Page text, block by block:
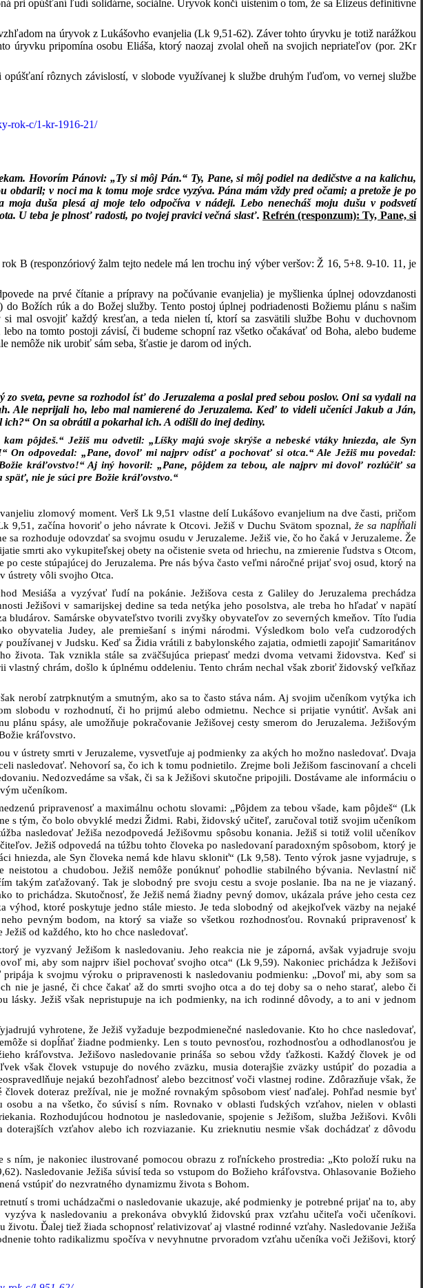
pri opúšťaní ľudí solidárne, sociálne. Úryvok končí uistením o tom, že sa Elizeus definitívne
na úryvok z Lukášovho evanjelia (Lk 9,51-62). Záver tohto úryvku je totiž narážkou
úryvku pripomína osobu Eliáša, ktorý naozaj zvolal oheň na svojich nepriateľov (por. 2Kr
rôznych závislostí, v slobode využívanej k službe druhým ľuďom, vo vernej službe
rok-c/1-kr-1916-21/
Hovorím Pánovi: „Ty si môj Pán.“ Ty, Pane, si môj podiel na dedičstve a na kalichu,
v noci ma k tomu moje srdce vyzýva. Pána mám vždy pred očami; a pretože je po
duša plesá aj moje telo odpočíva v nádeji. Lebo nenecháš moju dušu v podsvetí
U teba je plnosť radosti, po tvojej pravici večná slasť. Refrén (responzum): Ty, Pane, si
B (responzóriový žalm tejto nedele má len trochu iný výber veršov: Ž 16, 5+8. 9-10. 11, je
na prvé čítanie a prípravy na počúvanie evanjelia) je myšlienka úplnej odovzdanosti
Božích rúk a do Božej služby. Tento postoj úplnej podriadenosti Božiemu plánu s našim
mal osvojiť každý kresťan, a teda nielen tí, ktorí sa zasvätili službe Bohu v duchovnom
na tomto postoji závisí, či budeme schopní raz všetko očakávať od Boha, alebo budeme
nemôže nik urobiť sám seba, šťastie je darom od iných.
sveta, pevne sa rozhodol ísť do Jeruzalema a poslal pred sebou poslov. Oni sa vydali na
Ale neprijali ho, lebo mal namierené do Jeruzalema. Keď to videli učeníci Jakub a Ján,
On sa obrátil a pokarhal ich. A odišli do inej dediny.
pôjdeš.“ Ježiš mu odvetil: „Líšky majú svoje skrýše a nebeské vtáky hniezda, ale Syn
On odpovedal: „Pane, dovoľ mi najprv odísť a pochovať si otca.“ Ale Ježiš mu povedal:
kráľovstvo!“ Aj iný hovoril: „Pane, pôjdem za tebou, ale najprv mi dovoľ rozlúčiť sa
späť, nie je súci pre Božie kráľovstvo.“
zlomový moment. Verš Lk 9,51 vlastne delí Lukášovo evanjelium na dve časti, pričom
9,51, začína hovoriť o jeho návrate k Otcovi. Ježiš v Duchu Svätom spoznal,že sanapĺňali
sa rozhoduje odovzdať sa svojmu osudu v Jeruzaleme. Ježiš vie, čo ho čaká v Jeruzaleme. Že
smrti ako vykupiteľskej obety na očistenie sveta od hriechu, na zmierenie ľudstva s Otcom,
ceste stúpajúcej do Jeruzalema. Pre nás býva často veľmi náročné prijať svoj osud, ktorý na
ústrety vôli svojho Otca.
Mesiáša a vyzývať ľudí na pokánie. Ježišova cesta z Galiley do Jeruzalema prechádza
Ježišovi v samarijskej dedine sa teda netýka jeho posolstva, ale treba ho hľadať v napätí
bludárov. Samárske obyvateľstvo tvorili zvyšky obyvateľov zo severných kmeňov. Títo ľudia
obyvatelia Judey, ale premiešaní s inými národmi. Výsledkom bolo veľa cudzorodých
v Judsku. Keď sa Židia vrátili z babylonského zajatia, odmietli zapojiť Samaritánov
života. Tak vznikla stále sa zväčšujúca priepasť medzi dvoma vetvami židovstva. Keď si
vlastný chrám, došlo k úplnému oddeleniu. Tento chrám nechal však zboriť židovský veľkňaz
nerobí zatrpknutým a smutným, ako sa to často stáva nám. Aj svojim učeníkom vytýka ich
slobodu v rozhodnutí, či ho prijmú alebo odmietnu. Nechce si prijatie vynútiť. Avšak ani
spásy, ale umožňuje pokračovanie Ježišovej cesty smerom do Jeruzalema. Ježišovým
kráľovstvo.
v ústrety smrti v Jeruzaleme, vysvetľuje aj podmienky za akých ho možno nasledovať. Dvaja
nasledovať. Nehovorí sa, čo ich k tomu podnietilo. Zrejme boli Ježišom fascinovaní a chceli
Nedozvedáme sa však, či sa k Ježišovi skutočne pripojili. Dostávame ale informáciu o
učeníkom.
pripravenosť a maximálnu ochotu slovami: „Pôjdem za tebou všade, kam pôjdeš“ (Lk
s tým, čo bolo obvyklé medzi Židmi. Rabi, židovský učiteľ, zaručoval totiž svojim učeníkom
nasledovať Ježiša nezodpovedá Ježišovmu spôsobu konania. Ježiš si totiž volil učeníkov
Ježiš odpovedá na túžbu tohto človeka po nasledovaní paradoxným spôsobom, ktorý je
hniezda, ale Syn človeka nemá kde hlavu skloniť“ (Lk 9,58). Tento výrok jasne vyjadruje, s
a chudobou. Ježiš nemôže ponúknuť pohodlie stabilného bývania. Nevlastní nič
takým zaťažovaný. Tak je slobodný pre svoju cestu a svoje poslanie. Iba na ne je viazaný.
to prichádza. Skutočnosť, že Ježiš nemá žiadny pevný domov, ukázala práve jeho cesta cez
výhod, ktoré poskytuje jedno stále miesto. Je teda slobodný od akejkoľvek väzby na nejaké
pevným bodom, na ktorý sa viaže so všetkou rozhodnosťou. Rovnakú pripravenosť k
od každého, kto ho chce nasledovať.
je vyzvaný Ježišom k nasledovaniu. Jeho reakcia nie je záporná, avšak vyjadruje svoju
mi, aby som najprv išiel pochovať svojho otca“ (Lk 9,59). Nakoniec prichádza k Ježišovi
k svojmu výroku o pripravenosti k nasledovaniu podmienku: „Dovoľ mi, aby som sa
nie je jasné, či chce čakať až do smrti svojho otca a do tej doby sa o neho starať, alebo či
lásky. Ježiš však nepristupuje na ich podmienky, na ich rodinné dôvody, a to ani v jednom
vyhrotene, že Ježiš vyžaduje bezpodmienečné nasledovanie. Kto ho chce nasledovať,
si dopĺňať žiadne podmienky. Len s touto pevnosťou, rozhodnosťou a odhodlanosťou je
kráľovstva. Ježišovo nasledovanie prináša so sebou vždy ťažkosti. Každý človek je od
však človek vstupuje do nového zväzku, musia doterajšie zväzky ustúpiť do pozadia a
nejakú bezohľadnosť alebo bezcitnosť voči vlastnej rodine. Zdôrazňuje však, že
doteraz prežíval, nie je možné rovnakým spôsobom viesť naďalej. Pohľad nesmie byť
a na všetko, čo súvisí s ním. Rovnako v oblasti ľudských vzťahov, nielen v oblasti
Rozhodujúcou hodnotou je nasledovanie, spojenie s Ježišom, služba Ježišovi. Kvôli
vzťahov alebo ich rozviazanie. Ku zrieknutiu nesmie však dochádzať z dôvodu
s ním, je nakoniec ilustrované pomocou obrazu z roľníckeho prostredia: „Kto položí ruku na
Nasledovanie Ježiša súvisí teda so vstupom do Božieho kráľovstva. Ohlasovanie Božieho
vstúpiť do nezvratného dynamizmu života s Bohom.
s tromi uchádzačmi o nasledovanie ukazuje, aké podmienky je potrebné prijať na to, aby
k nasledovaniu a prekonáva obvyklú židovskú prax vzťahu učiteľa voči učeníkovi.
Ďalej tiež žiada schopnosť relativizovať aj vlastné rodinné vzťahy. Nasledovanie Ježiša
tohto radikalizmu spočíva v nevyhnutne prvoradom vzťahu učeníka voči Ježišovi, ktorý